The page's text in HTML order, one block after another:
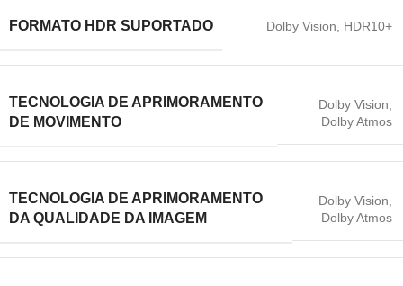
FORMATO HDR SUPORTADO Dolby Vision HDR10+
TECNOLOGIA DE APRIMORAMENTO
DE MOVIMENTO
Dolby Vision
Dolby Atmos
TECNOLOGIA DE APRIMORAMENTO
DA QUALIDADE DA IMAGEM
Dolby Vision
Dolby Atmos